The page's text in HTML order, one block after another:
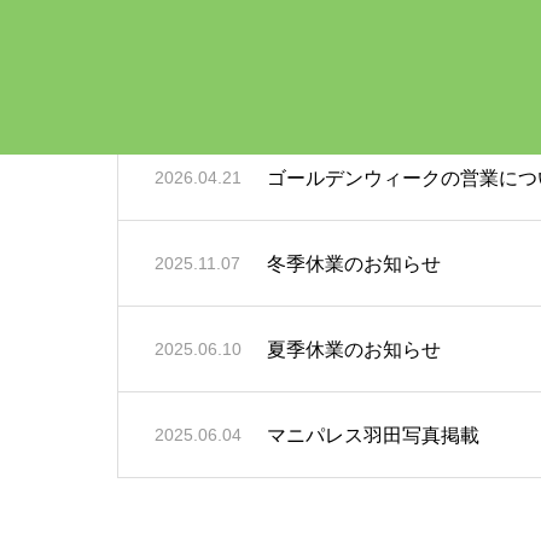
2026.04.21 ゴールデンウィークの営業に
2025.11.07 冬季休業のお知らせ
2025.06.10 夏季休業のお知らせ
2025.06.04 マニパレス羽田写真掲載